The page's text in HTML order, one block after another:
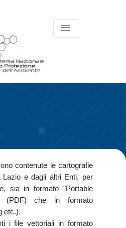
menu
contenute le cartografie
Lazio e dagli altri Enti, per
sia in formato "Portable
(PDF) che in formato
etc.).
i file vettoriali in formato